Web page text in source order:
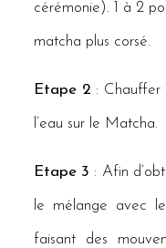
cérémonie). 1 à 2
matcha plus corsé.
Etape 2 : Chauffer
l’eau sur le Matcha.
Etape 3 : Afin
le mélange avec
faisant des